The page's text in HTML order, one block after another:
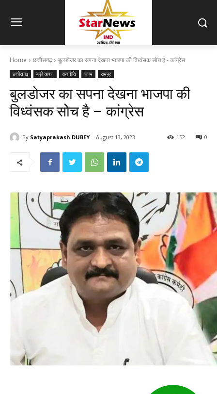
Home छत्तीसगढ़ बुलडोजर का सपना देखना भाजपा की विध्वंसक सोच है - कांग्रेस
छत्तीसगढ़ बड़ी खबर राजनीति राज्य रायपुर
बुलडोजर का सपना देखना भाजपा की
विध्वंसक सोच है – कांग्रेस
By Satyaprakash DUBEY August 13, 2023 0
152